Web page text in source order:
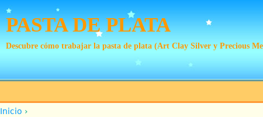
PASTA DE PLATA
Descubre cómo trabajar la pasta de plata (Art Clay Silver y Precious
Inicio ›